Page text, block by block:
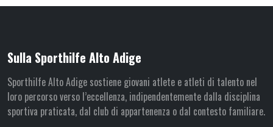
Sulla Sporthilfe Alto Adige
Sporthilfe Alto Adige sostiene giovani atlete e atleti di talento nel
loro percorso verso l’eccellenza, indipendentemente dalla disciplina
sportiva praticata, dal club di appartenenza o dal contesto familiare.